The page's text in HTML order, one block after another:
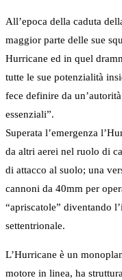
All’epoca della caduta
maggior parte delle sue
Hurricane ed in quel
tutte le sue potenzialità
fece definire da
essenziali”.
Superata l’emergenza
da altri aerei nel ruolo di
di attacco al suolo; una
cannoni da 40mm per
“apriscatole” diventando
settentrionale.
L’Hurricane è un
motore in linea, ha